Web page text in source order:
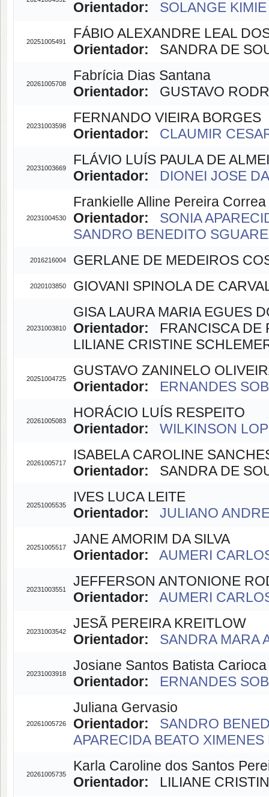
Orientador: SOLANGE
20251005491
FÁBIO ALEXANDRE LEAL
Orientador: SANDRA DE
20261005708
Fabrícia Dias Santana
Orientador: GUSTAVO
20231003598
FERNANDO VIEIRA BORGES
Orientador:
CLAUMIR
20231003669
FLÁVIO LUÍS PAULA DE
Orientador:
DIONEI JOSE
20231004530
Frankielle Alline Pereira Correa
Orientador:
SONIA
SANDRO BENEDITO
2016216004 GERLANE DE MEDEIROS
2020103850 GIOVANI SPINOLA DE
20231003810
GISA LAURA MARIA EGUES
Orientador: FRANCISCA DE
LILIANE CRISTINE
20251004725
GUSTAVO ZANINELO
Orientador:
ERNANDES
20261005083
HORÁCIO LUÍS RESPEITO
Orientador:
WILKINSON
20261005717
ISABELA CAROLINE
Orientador: SANDRA DE
20251005535
IVES LUCA LEITE
Orientador:
JULIANO
20251005517
JANE AMORIM DA SILVA
Orientador:
AUMERI
20231003551
JEFFERSON ANTONIONE
Orientador:
AUMERI
20231003542
JESÃ PEREIRA KREITLOW
Orientador:
SANDRA MARA
20231003918
Josiane Santos Batista
Orientador:
ERNANDES
20261005726
Juliana Gervasio
Orientador:
SANDRO
APARECIDA BEATO
20261005735
Karla Caroline dos Santos
Orientador: LILIANE